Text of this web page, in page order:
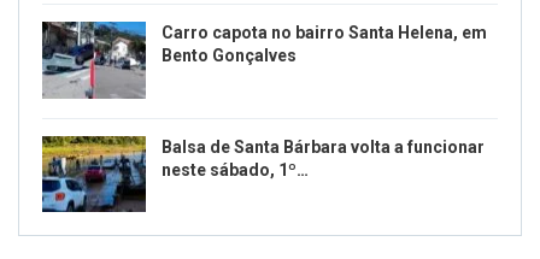
Carro capota no bairro Santa Helena, em
Bento Gonçalves
Balsa de Santa Bárbara volta a funcionar
neste sábado, 1º…